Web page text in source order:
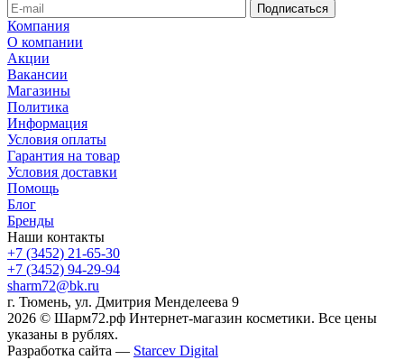
Компания
О компании
Акции
Вакансии
Магазины
Политика
Информация
Условия оплаты
Гарантия на товар
Условия доставки
Помощь
Блог
Бренды
Наши контакты
+7 (3452) 21-65-30
+7 (3452) 94-29-94
sharm72@bk.ru
г. Тюмень, ул. Дмитрия Менделеева 9
2026 © Шарм72.рф Интернет-магазин косметики. Все цены
указаны в рублях.
Разработка сайта — Starcev Digital